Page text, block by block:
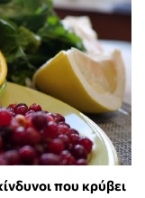
που κρύβει